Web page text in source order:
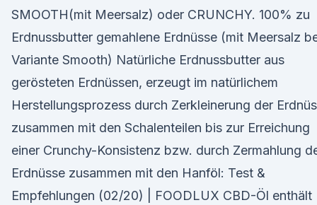
SMOOTH(mit Meersalz) oder CRUNCHY. 100% zu
Erdnussbutter gemahlene Erdnüsse (mit Meersalz
Variante Smooth) Natürliche Erdnussbutter aus
gerösteten Erdnüssen, erzeugt im natürlichem
Herstellungsprozess durch Zerkleinerung der
zusammen mit den Schalenteilen bis zur Erreichung
einer Crunchy-Konsistenz bzw. durch Zermahlung
Erdnüsse zusammen mit den Hanföl: Test &
Empfehlungen (02/20) | FOODLUX CBD-Öl enthält